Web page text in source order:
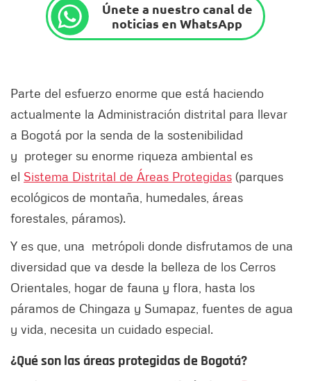
Únete a nuestro canal de
noticias en WhatsApp
Parte del esfuerzo enorme que está haciendo
actualmente la Administración distrital para llevar
a Bogotá por la senda de la sostenibilidad
y proteger su enorme riqueza ambiental es
el Sistema Distrital de Áreas Protegidas (parques
ecológicos de montaña, humedales, áreas
forestales, páramos).
Y es que, una metrópoli donde disfrutamos de una
diversidad que va desde la belleza de los Cerros
Orientales, hogar de fauna y flora, hasta los
páramos de Chingaza y Sumapaz, fuentes de agua
y vida, necesita un cuidado especial.
¿Qué son las áreas protegidas de Bogotá?